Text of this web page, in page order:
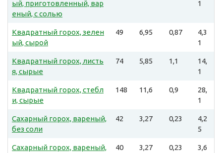
ый, приготовленный, вар
еный, с солью
1
Квадратный горох, зелен
ый, сырой
49 6,95 0,87
4,3
1
Квадратный горох, листь
я, сырые
74 5,85 1,1
14,
1
Квадратный горох, стебл
и, сырые
148 11,6 0,9
28,
1
Сахарный горох, вареный,
без соли
42 3,27 0,23
4,2
5
Сахарный горох, вареный,
40 3,27 0,23
3,6